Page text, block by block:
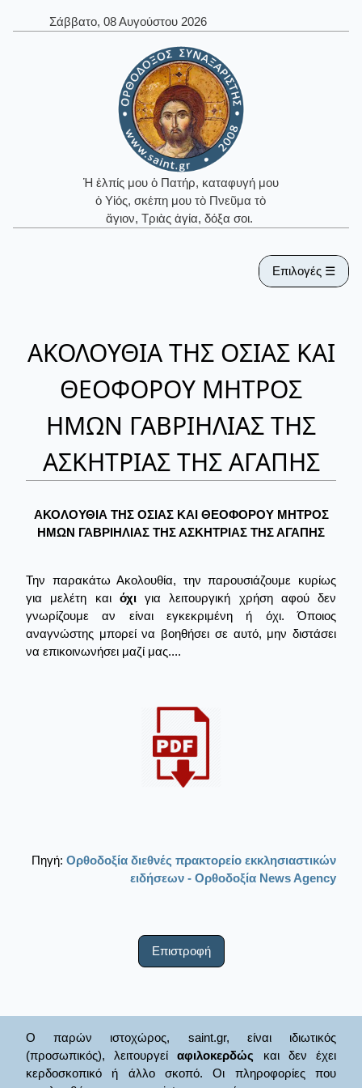
Σάββατο, 08 Αυγούστου 2026
Ἡ ἐλπίς μου ὁ Πατήρ, καταφυγή μου
ὁ Υἱός, σκέπη μου τὸ Πνεῦμα τὸ
ἅγιον, Τριὰς ἁγία, δόξα σοι.
Επιλογές ☰
ΑΚΟΛΟΥΘΙΑ ΤΗΣ ΟΣΙΑΣ ΚΑΙ
ΘΕΟΦΟΡΟΥ ΜΗΤΡΟΣ
ΗΜΩΝ ΓΑΒΡΙΗΛΙΑΣ ΤΗΣ
ΑΣΚΗΤΡΙΑΣ ΤΗΣ ΑΓΑΠΗΣ
ΑΚΟΛΟΥΘΙΑ ΤΗΣ ΟΣΙΑΣ ΚΑΙ ΘΕΟΦΟΡΟΥ ΜΗΤΡΟΣ
ΗΜΩΝ ΓΑΒΡΙΗΛΙΑΣ ΤΗΣ ΑΣΚΗΤΡΙΑΣ ΤΗΣ ΑΓΑΠΗΣ
Την παρακάτω Ακολουθία, την παρουσιάζουμε κυρίως
για μελέτη και όχιγια λειτουργική χρήση αφού δεν
γνωρίζουμε αν είναι εγκεκριμένη ή όχι. Όποιος
αναγνώστης μπορεί να βοηθήσει σε αυτό, μην διστάσει
να επικοινωνήσει μαζί μας....
Πηγή: Ορθοδοξία διεθνές πρακτορείο εκκλησιαστικών
ειδήσεων - Ορθοδοξία News Agency
Επιστροφή
Ο παρών ιστοχώρος, saint.gr, είναι ιδιωτικός
(προσωπικός), λειτουργείαφιλοκερδώς και δεν έχει
κερδοσκοπικό ή άλλο σκοπό. Οι πληροφορίες που